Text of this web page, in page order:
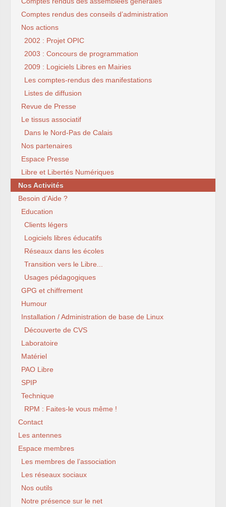
Comptes rendus des conseils d’administration
Nos actions
2002 : Projet OPIC
2003 : Concours de programmation
2009 : Logiciels Libres en Mairies
Les comptes-rendus des manifestations
Listes de diffusion
Revue de Presse
Le tissus associatif
Dans le Nord-Pas de Calais
Nos partenaires
Espace Presse
Libre et Libertés Numériques
Nos Activités
Besoin d’Aide ?
Education
Clients légers
Logiciels libres éducatifs
Réseaux dans les écoles
Transition vers le Libre...
Usages pédagogiques
GPG et chiffrement
Humour
Installation / Administration de base de Linux
Découverte de CVS
Laboratoire
Matériel
PAO Libre
SPIP
Technique
RPM : Faites-le vous même !
Contact
Les antennes
Espace membres
Les membres de l’association
Les réseaux sociaux
Nos outils
Notre présence sur le net